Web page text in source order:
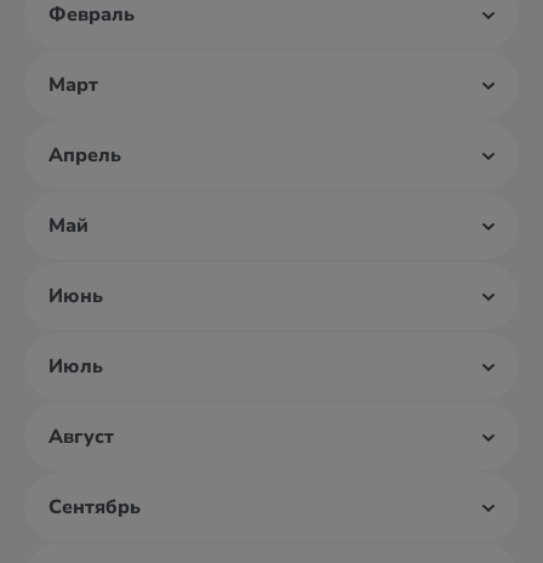
Февраль
Март
Апрель
Май
Июнь
Июль
Август
Сентябрь